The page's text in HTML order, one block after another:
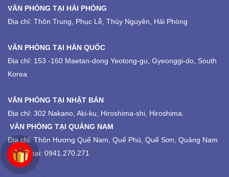
VĂN PHÒNG TẠI HẢI PHÒNG
Địa chỉ: Thôn Trung, Phục Lễ, Thủy Nguyên, Hải Phòng
VĂN PHÒNG TẠI HÀN QUỐC
Địa chỉ: 153 -160 Maetan-dong Yeotong-gu, Gyeonggi-do, South
Korea
VĂN PHÒNG TẠI NHẬT BẢN
Địa chỉ: 302 Nakano, Aki-ku, Hiroshima-shi, Hiroshima.
VĂN PHÒNG TẠI QUẢNG NAM
Địa chỉ: Thôn Hương Quế Nam, Quế Phú, Quế Sơn, Quảng Nam
Điện thoại: 0941.270.271